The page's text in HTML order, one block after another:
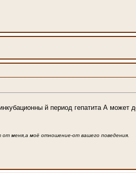
й период гепатита А может
меня,а моё отношение-от вашего поведения.